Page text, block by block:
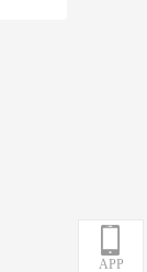
APP